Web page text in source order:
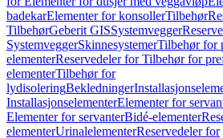
badekarElementer for konsollerTilbehør
TilbehørGeberit GISSystemvegger
SystemveggerSkinnesystemerTilbehør for
elementerReservedeler for Tilbehør for
elementerTilbehør for
lydisoleringBekledninger
InstallasjonselementerElementer for
Elementer for servanterBidé-elementer
elementerUrinalelementerReservedeler for